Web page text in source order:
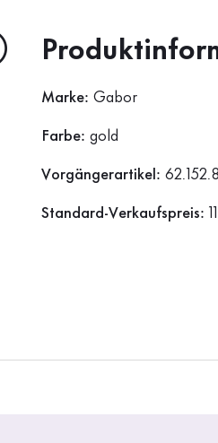
Marke: Gabor
Farbe: gold
Vorgängerartikel:
Standard-Verkaufspreis: